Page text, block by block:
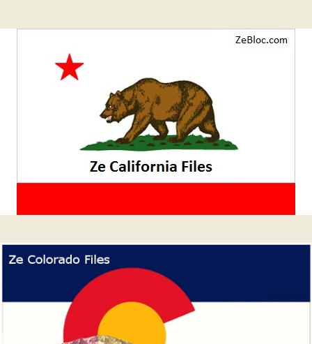
latérale